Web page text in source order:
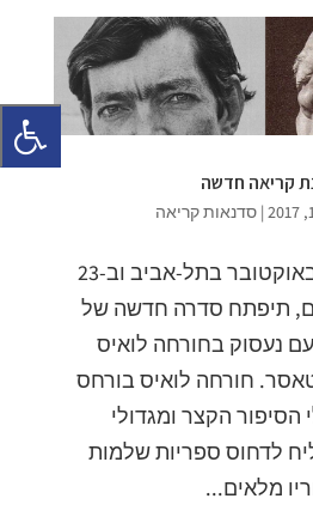
קריאה חדשה
| סדנאות קריאה
אחרי החגים, ב-18 באוקטובר בתל-אביב וב-23
תיפתח סדרה חדשה של
נעסוק בחורחה לואיס
חורחה לואיס בורחס
מגדולי הסיפור הקצר ומגדולי
לדחוס ספריות שלמות
מלאים...